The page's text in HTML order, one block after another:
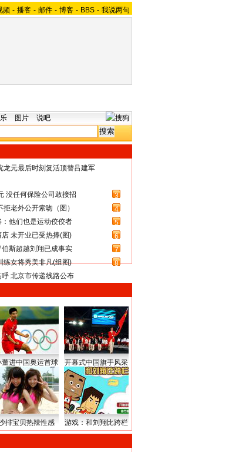
频 - 播客 - 邮件 - 博客 - BBS - 我说两句
图片 说吧
龙元最后时刻复活顶替吕建军
没任何保险公司敢接招
3
老外公开索吻（图）
4
他们也是运动佼佼者
5
未开业已受热捧(图)
6
斯超越刘翔已成事实
7
练女将秀美非凡(组图)
8
北京市传递线路公布
董进中国奥运首球 开幕式中国旗手风采
排宝贝热辣性感 游戏：和刘翔比跨栏